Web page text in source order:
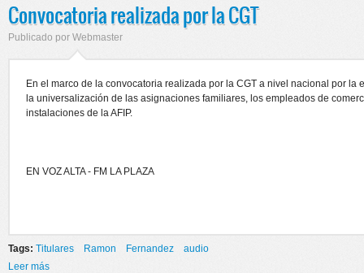
Convocatoria realizada por la CGT
Publicado por Webmaster
En el marco de la convocatoria realizada por la CGT a nivel nacional por
la universalización de las asignaciones familiares, los empleados de
instalaciones de la AFIP.
EN VOZ ALTA - FM LA PLAZA
Tags: Titulares Ramon Fernandez
audio
Leer más